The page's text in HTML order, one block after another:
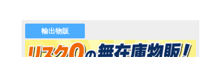
輸出物販